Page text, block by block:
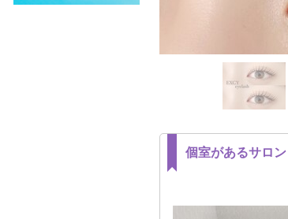
個室があるサロン